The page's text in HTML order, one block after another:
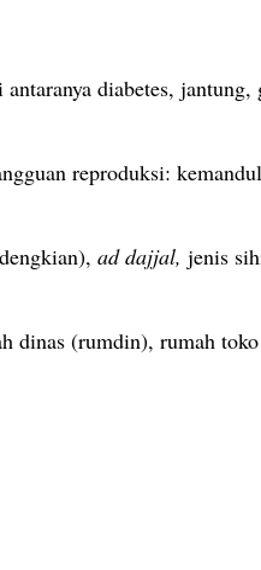
diabetes,
reproduksi:
ad dajjal, jenis
dinas (rumdin), rumah